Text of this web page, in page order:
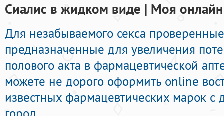
Сиалис в жидком виде | Моя
Для незабываемого секса
предназначенные для увеличения
полового акта в фармацевтической
можете не дорого оформить online
известных фармацевтических марок с